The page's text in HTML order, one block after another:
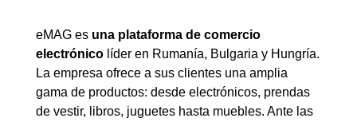
eMAG es una plataforma de comercio
electrónico líder en Rumanía, Bulgaria y Hungría.
La empresa ofrece a sus clientes una amplia
gama de productos: desde electrónicos, prendas
de vestir, libros, juguetes hasta muebles. Ante las